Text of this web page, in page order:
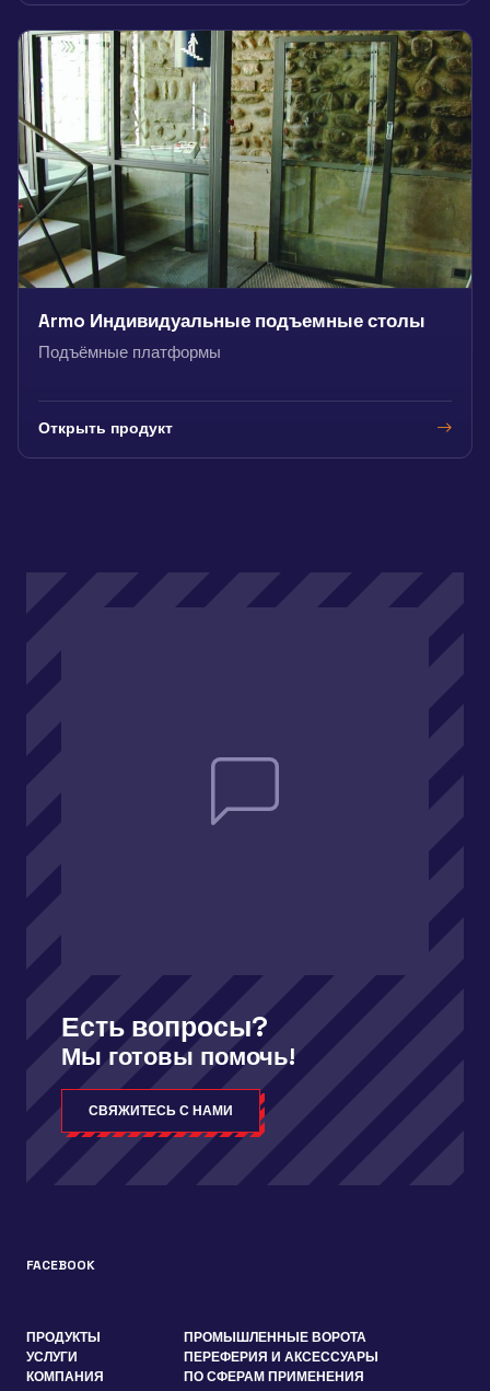
Armo Индивидуальные подъемные столы
Подъёмные платформы
Открыть продукт
Есть вопросы?
Мы готовы помочь!
СВЯЖИТЕСЬ С НАМИ
FACEBOOK
ПРОДУКТЫ
УСЛУГИ
КОМПАНИЯ
ПРОМЫШЛЕННЫЕ ВОРОТА
ПЕРЕФЕРИЯ И АКСЕССУАРЫ
ПО СФЕРАМ ПРИМЕНЕНИЯ